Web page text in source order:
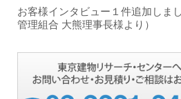
お客様インタビュー１件追加しま
管理組合 大熊理事長様より）